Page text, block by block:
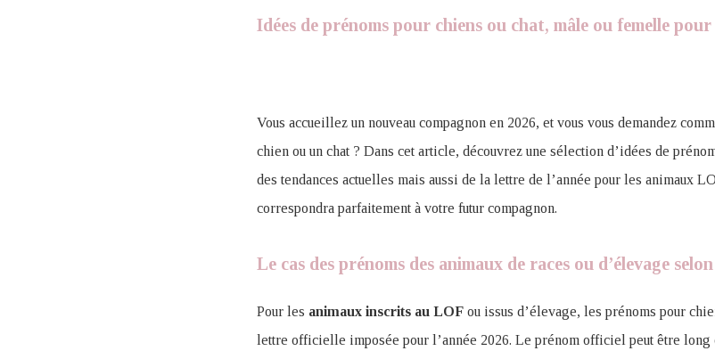
Idées de prénoms pour chiens ou chat, mâle ou femelle
Vous accueillez un nouveau compagnon en 2026, et vous vous demandez
chien ou un chat ? Dans cet article, découvrez une sélection d’idées de
des tendances actuelles mais aussi de la lettre de l’année pour les animaux
correspondra parfaitement à votre futur compagnon.
Le cas des prénoms des animaux de races ou d’élevage
Pour les animaux inscrits au LOF ou issus d’élevage, les prénoms pour
lettre officielle imposée pour l’année 2026. Le prénom officiel peut être